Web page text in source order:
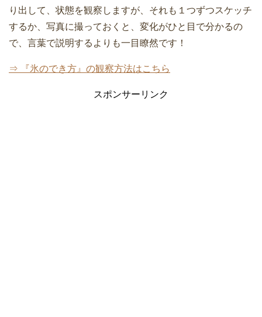
り出して、状態を観察しますが、それも１つずつスケッチ
するか、写真に撮っておくと、変化がひと目で分かるの
で、言葉で説明するよりも一目瞭然です！
⇒ 『氷のでき方』の観察方法はこちら
スポンサーリンク